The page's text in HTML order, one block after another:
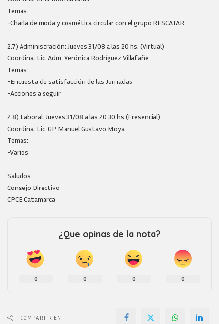
Temas:
-Charla de moda y cosmética circular con el grupo RESCATAR
2.7) Administración: Jueves 31/08 a las 20 hs. (Virtual)
Coordina: Lic. Adm. Verónica Rodríguez Villafañe
Temas:
-Encuesta de satisfacción de las Jornadas
-Acciones a seguir
2.8) Laboral: Jueves 31/08 a las 20:30 hs (Presencial)
Coordina: Lic. GP Manuel Gustavo Moya
Temas:
-Varios
Saludos
Consejo Directivo
CPCE Catamarca
¿Que opinas de la nota?
0 0 0 0
COMPARTIR EN